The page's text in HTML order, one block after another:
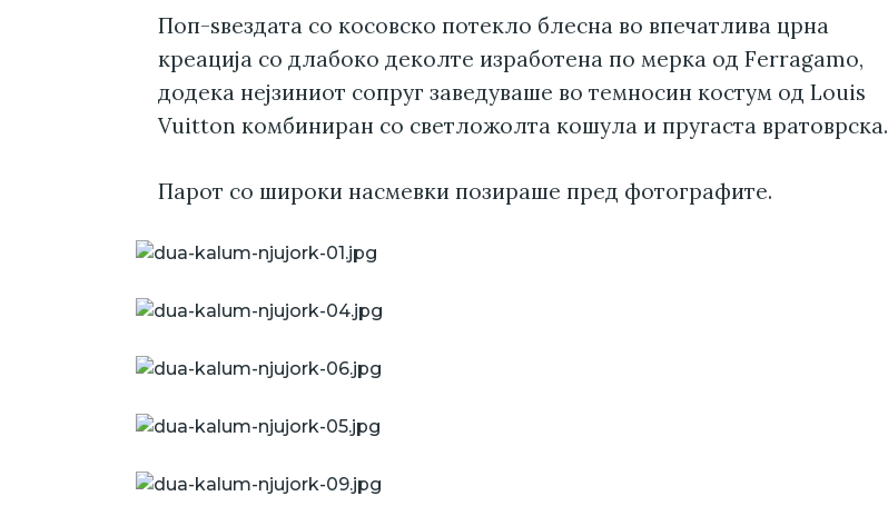
Поп-ѕвездата со косовско потекло блесна во впечатлива црна
креација со длабоко деколте изработена по мерка од Ferragamo,
додека нејзиниот сопруг заведуваше во темносин костум од Louis
Vuitton комбиниран со светложолта кошула и пругаста вратоврска.
Парот со широки насмевки позираше пред фотографите.